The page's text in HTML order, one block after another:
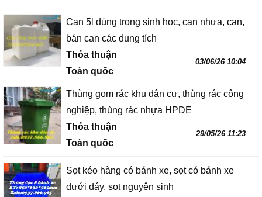
Can 5l dùng trong sinh học, can nhựa, can,
bán can các dung tích
Thỏa thuận
Toàn quốc
03/06/26 10:04
Thùng gom rác khu dân cư, thùng rác công
nghiệp, thùng rác nhựa HPDE
Thỏa thuận
Toàn quốc
29/05/26 11:23
Sọt kéo hàng có bánh xe, sọt có bánh xe
dưới đáy, sọt nguyên sinh